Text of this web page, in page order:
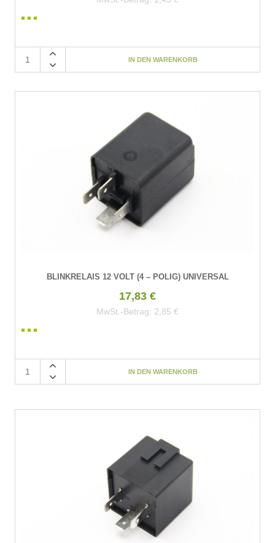
BLINKRELAIS 12 VOLT (4 – POLIG) UNIVERSAL
17,83 €
MwSt.-Betrag: 2,85 €